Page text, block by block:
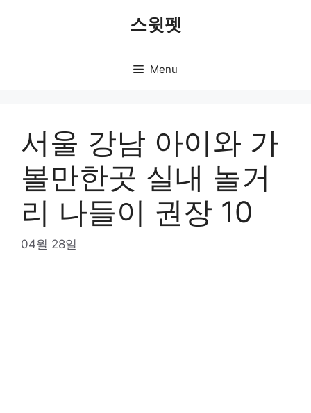
스윗펫
Menu
서울 강남 아이와 가
볼만한곳 실내 놀거
리 나들이 권장 10
04월 28일